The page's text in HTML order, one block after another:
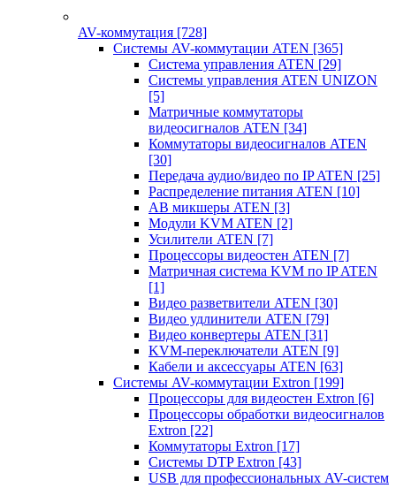
AV-коммутация [728]
Системы AV-коммутации ATEN [365]
Система управления ATEN [29]
Системы управления ATEN UNIZON
[5]
Матричные коммутаторы
видеосигналов ATEN [34]
Коммутаторы видеосигналов ATEN
[30]
Передача аудио/видео по IP ATEN [25]
Распределение питания ATEN [10]
АВ микшеры ATEN [3]
Модули KVM ATEN [2]
Усилители ATEN [7]
Процессоры видеостен ATEN [7]
Матричная система KVM по IP ATEN
[1]
Видео разветвители ATEN [30]
Видео удлинители ATEN [79]
Видео конвертеры ATEN [31]
KVM-переключатели ATEN [9]
Кабели и аксессуары ATEN [63]
Системы AV-коммутации Extron [199]
Процессоры для видеостен Extron [6]
Процессоры обработки видеосигналов
Extron [22]
Коммутаторы Extron [17]
Системы DTP Extron [43]
USB для профессиональных AV-систем